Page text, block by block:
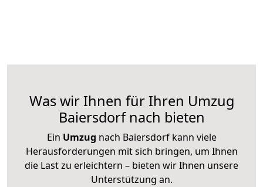
Was wir Ihnen für Ihren Umzug
Baiersdorf nach bieten
Ein Umzug nach Baiersdorf kann viele
Herausforderungen mit sich bringen, um Ihnen
die Last zu erleichtern – bieten wir Ihnen unsere
Unterstützung an.